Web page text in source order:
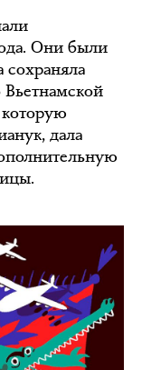
Они были
сохраняла
Вьетнамской
дала